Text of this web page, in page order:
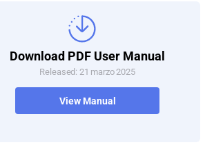
Download PDF User Manual
Released: 21 marzo 2025
View Manual